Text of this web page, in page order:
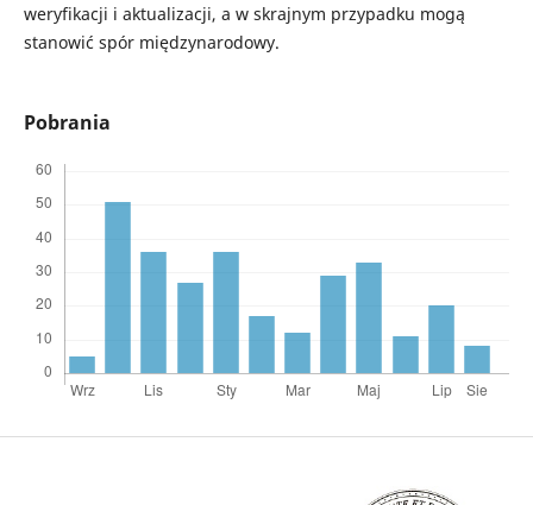
weryfikacji i aktualizacji, a w skrajnym przypadku mogą
stanowić spór międzynarodowy.
Pobrania